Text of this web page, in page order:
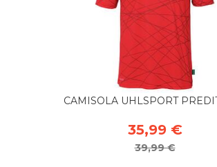
CAMISOLA UHLSPORT
35,99 €
39,99 €